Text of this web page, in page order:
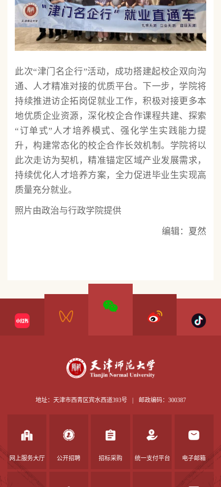
此次“津门名企行”活动，成功搭建起校企双向沟
通、人才精准对接的优质平台。下一步，学院将
持续推进访企拓岗促就业工作，积极对接更多本
地优质企业资源，深化校企合作课程共建、探索
“订单式”人才培养模式、强化学生实践能力提
升，构建常态化的校企合作长效机制。学院将以
此次走访为契机，精准锚定区域产业发展需求，
持续优化人才培养方案，全力促进毕业生实现高
质量充分就业。
照片由政治与行政学院提供
编辑：夏然
地址：天津市西青区宾水西道393号 | 邮政编码：300387
网上服务大厅 公开招聘 招标采购 统一支付平台 电子邮箱